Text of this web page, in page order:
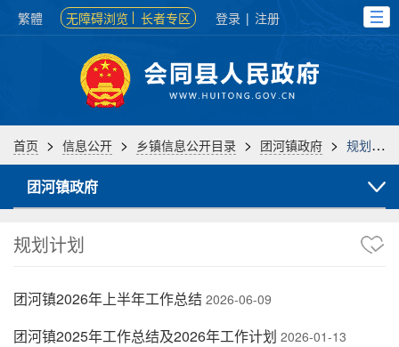
繁體 无障碍浏览 长者专区 登录 | 注册
首页 > 信息公开 > 乡镇信息公开目录 > 团河镇政府 > 规划计划
团河镇政府
规划计划
团河镇2026年上半年工作总结 2026-06-09
团河镇2025年工作总结及2026年工作计划 2026-01-13